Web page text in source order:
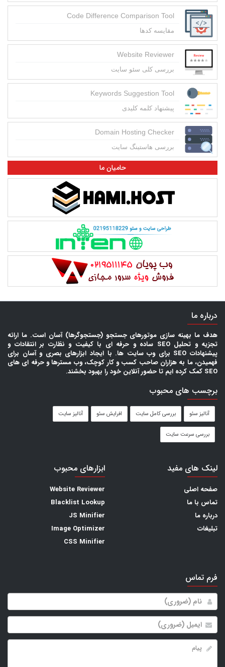
Code Difference Comparison Tool
مقایسه کدها
Website Reviewer
بررسی کلی سئو سایت
Keywords Suggestion Tool
پیشنهاد کلمه کلیدی
Domain Hosting Checker
بررسی هاستینگ سایت
حامیان ما
درباره ما
هدف ما بهینه سازی موتورهای جستجو (جستجوگرها) آسان است. ما ارائه
تجزیه و تحلیل SEO ساده و حرفه ای با کیفیت و نظارت بر انتقادات و
پیشنهادات SEO برای وب سایت ها. با ایجاد ابزارهای بصری و آسان برای
فهمیدن، ما به هزاران صاحب کسب و کار کوچک، وب مسترها و حرفه ای های
SEO کمک کرده ایم تا حضور آنلاین خود را بهبود بخشند.
برچسب های محبوب
آنالیز سئو بررسی کامل سایت افرایش سئو آنالیز سایت
بررسی سرعت سایت
لینک های مفید
صفحه اصلی
تماس با ما
درباره ما
تبلیغات
ابزارهای محبوب
Website Reviewer
Blacklist Lookup
JS Minifier
Image Optimizer
CSS Minifier
فرم تماس